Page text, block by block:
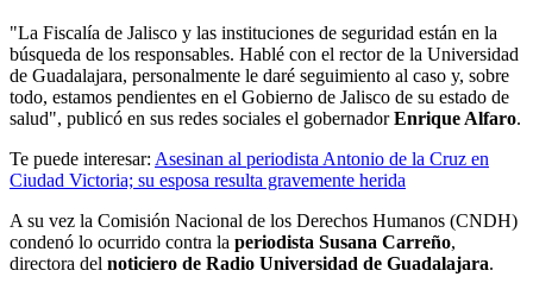
"La Fiscalía de Jalisco y las instituciones de seguridad están en la
búsqueda de los responsables. Hablé con el rector de la Universidad
de Guadalajara, personalmente le daré seguimiento al caso y, sobre
todo, estamos pendientes en el Gobierno de Jalisco de su estado de
salud", publicó en sus redes sociales el gobernadorEnrique Alfaro.
Te puede interesar: Asesinan al periodista Antonio de la Cruz en
Ciudad Victoria; su esposa resulta gravemente herida
A su vez la Comisión Nacional de los Derechos Humanos (CNDH)
condenó lo ocurrido contra la periodista Susana Carreño,
directora del noticiero de Radio Universidad de Guadalajara.